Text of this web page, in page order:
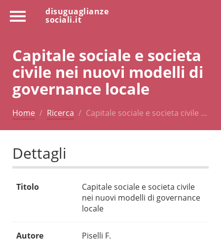
disuguaglianze
sociali.it
Capitale sociale e societa
civile nei nuovi modelli di
governance locale
Home Ricerca Capitale sociale e societa civile …
Dettagli
Titolo
Capitale sociale e societa civile
nei nuovi modelli di governance
locale
Autore Piselli F.